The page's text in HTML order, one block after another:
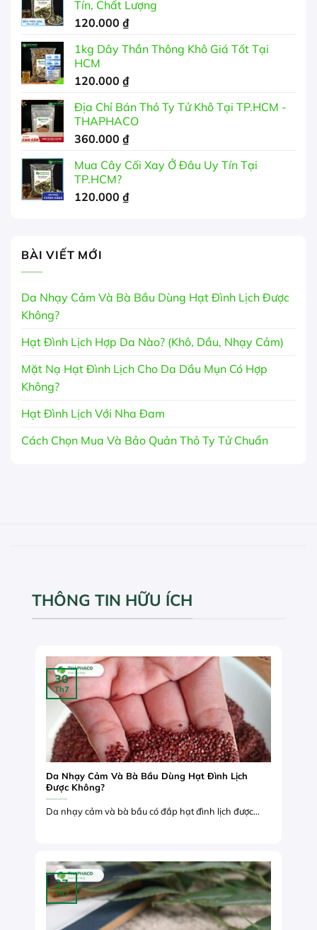
Tín, Chất Lượng
120.000 ₫
1kg Dây Thần Thông Khô Giá Tốt Tại
HCM
120.000 ₫
Địa Chỉ Bán Thỏ Ty Tử Khô Tại TP.HCM -
THAPHACO
360.000 ₫
Mua Cây Cối Xay Ở Đâu Uy Tín Tại
TP.HCM?
120.000 ₫
BÀI VIẾT MỚI
Da Nhạy Cảm Và Bà Bầu Dùng Hạt Đình Lịch Được
Không?
Hạt Đình Lịch Hợp Da Nào? (Khô, Dầu, Nhạy Cảm)
Mặt Nạ Hạt Đình Lịch Cho Da Dầu Mụn Có Hợp
Không?
Hạt Đình Lịch Với Nha Đam
Cách Chọn Mua Và Bảo Quản Thỏ Ty Tử Chuẩn
THÔNG TIN HỮU ÍCH
Da Nhạy Cảm Và Bà Bầu Dùng Hạt Đình Lịch
Được Không?
Da nhạy cảm và bà bầu có đắp hạt đình lịch được...
30
Th7
27
Th7